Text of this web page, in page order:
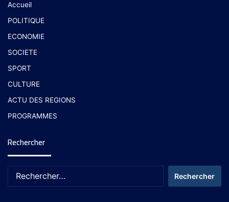
Accueil
POLITIQUE
ECONOMIE
SOCIETE
SPORT
CULTURE
ACTU DES REGIONS
PROGRAMMES
Rechercher